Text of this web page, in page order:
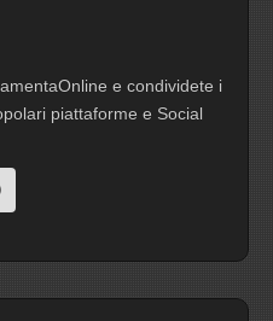
e condividete i
piattaforme e Social